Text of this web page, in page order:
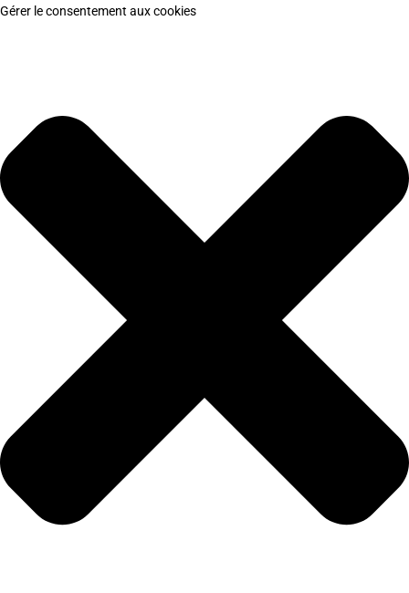
Gérer le consentement aux cookies